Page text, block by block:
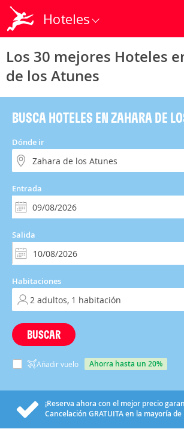
Hoteles
Los 30 mejores Hoteles
de los Atunes
BUSCA HOTELES EN ZAHARA DE
Dónde ir
Entrada
Salida
Habitaciones
BUSCAR
Añadir vuelo ahorra hasta un 20%
¡Reserva ahora con el mejor precio
Cancelación GRATUITAen la mayoría